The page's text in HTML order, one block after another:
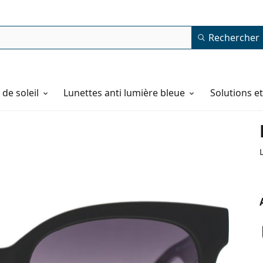
Rechercher
soleil Lunettes anti lumière bleue Solutions